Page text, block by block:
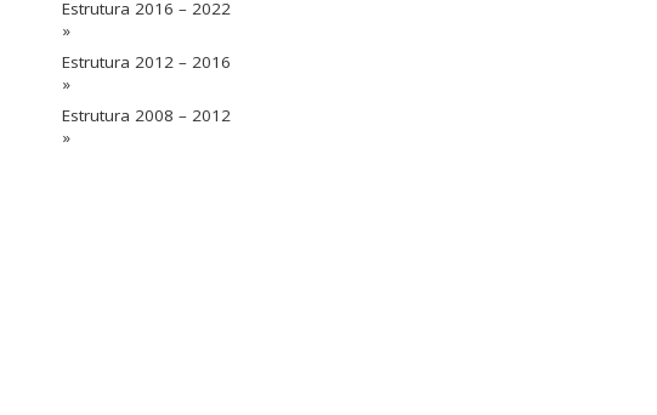
Estrutura 2016 – 2022
»
Estrutura 2012 – 2016
»
Estrutura 2008 – 2012
»